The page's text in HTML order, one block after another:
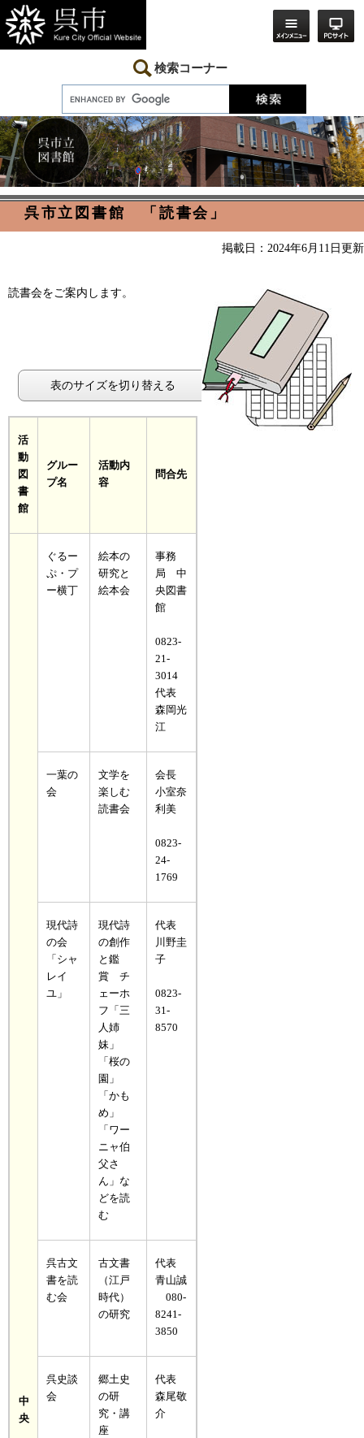
ー
ジ
の
ニ
ュ
ー
て
本
文
へ
検索コーナー
本
呉市立図書館 「読書会」
掲載日：2024年6月11日更新
読書会をご案内します。
表のサイズを切り替える
活
動
図
書
館
グルー
プ名
活動内
容
問合先
中
央
ぐるー
ぷ・プ
ー横丁
絵本の
研究と
絵本会
事務
局 中
央図書
館
0823-
21-
3014
代表
森岡光
江
一葉の
会
文学を
楽しむ
読書会
会長
小室奈
利美
0823-
24-
1769
現代詩
の会
「シャ
レイ
ユ」
現代詩
の創作
と鑑
賞 チ
ェーホ
フ「三
人姉
妹」
「桜の
園」
「かも
め」
「ワー
ニャ伯
父さ
ん」な
どを読
む
代表
川野圭
子
0823-
31-
8570
呉古文
書を読
む会
古文書
（江戸
時代）
の研究
代表
青山誠
080-
8241-
3850
呉史談
会
郷土史
の研
究・講
座
代表
森尾敬
介